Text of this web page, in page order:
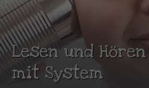
Lesen und Hören
mit System